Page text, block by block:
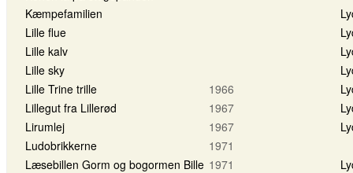
Kæmpefamilien
Lille flue
Lille kalv
Lille sky
Lille Trine trille
1966
Lillegut fra Lillerød
1967
Lirumlej
1967
Ludobrikkerne
1971
Læsebillen Gorm og bogormen Bille 1971